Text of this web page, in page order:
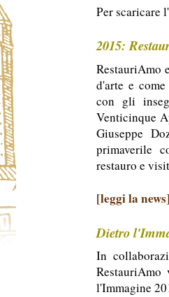
Per scaricare
2015:
RestauriAmo
d'arte e
con gli
Venticinque
Giuseppe
primaverile
restauro e
[leggi la
Dietro
In
l'Immagine